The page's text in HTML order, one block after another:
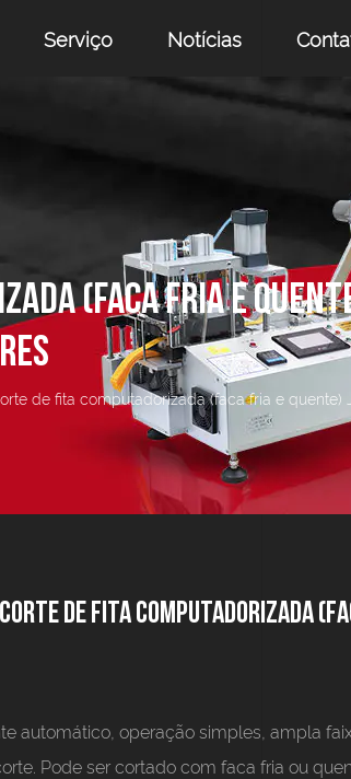
Serviço Notícias
(FACA FRIA E
de fita computadorizada (faca fria e quente)
corte de fita computadorizada
automático, operação simples, ampla
Pode ser cortado com faca fria ou